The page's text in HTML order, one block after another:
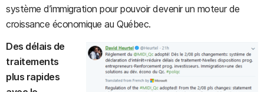
système d’immigration pour pouvoir devenir un moteur de
croissance économique au Québec.
Des délais de
traitements
plus rapides